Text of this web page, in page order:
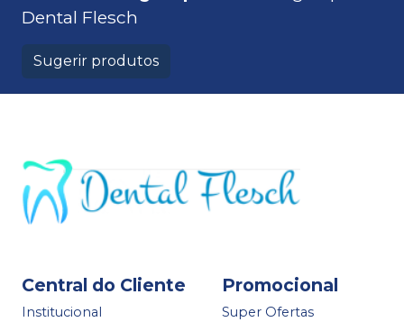
Dental Flesch
Sugerir produtos
Central do Cliente
Institucional
Promocional
Super Ofertas